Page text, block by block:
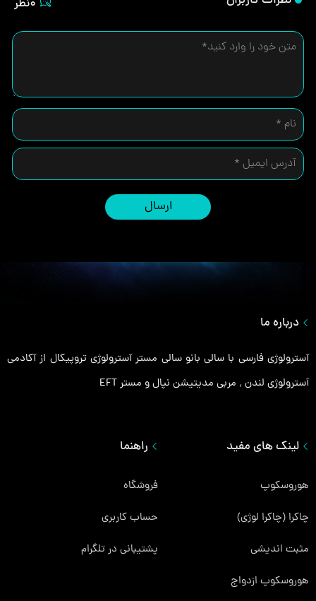
0نظر
ارسال
لینک های مفید
هوروسکوپ
چاکرا (چاکرا لوژی)
مثبت اندیشی
هوروسکوپ ازدواج
راهنما
فروشگاه
حساب کاربری
پشتیبانی در تلگرام
درباره ما
آسترولوژی فارسی با سالی بانو سالی مستر آسترولوژی تروپیکال از آکادمی
آسترولوژی لندن ٬ مربی مدیتیشن نپال و مستر EFT